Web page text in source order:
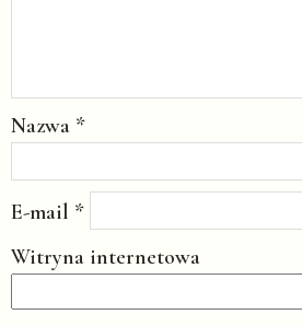
Nazwa *
E-mail *
Witryna internetowa